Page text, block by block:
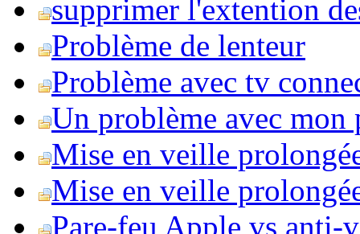
supprimer l'extention
Problème de lenteur
Problème avec tv
Un problème avec mon
Mise en veille
Mise en veille
Pare-feu Apple vs anti-